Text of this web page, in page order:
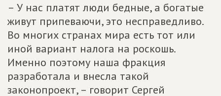
– У нас платят люди бедные, а богатые
живут припеваючи, это несправедливо.
Во многих странах мира есть тот или
иной вариант налога на роскошь.
Именно поэтому наша фракция
разработала и внесла такой
законопроект, – говорит Сергей